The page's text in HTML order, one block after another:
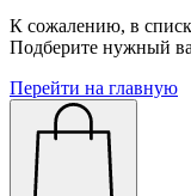
К сожалению, в
Подберите нужный
Перейти на главную